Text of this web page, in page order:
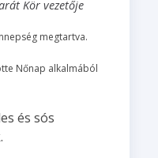
Kör vezetője
megtartva.
Nőnap alkalmából
és sós